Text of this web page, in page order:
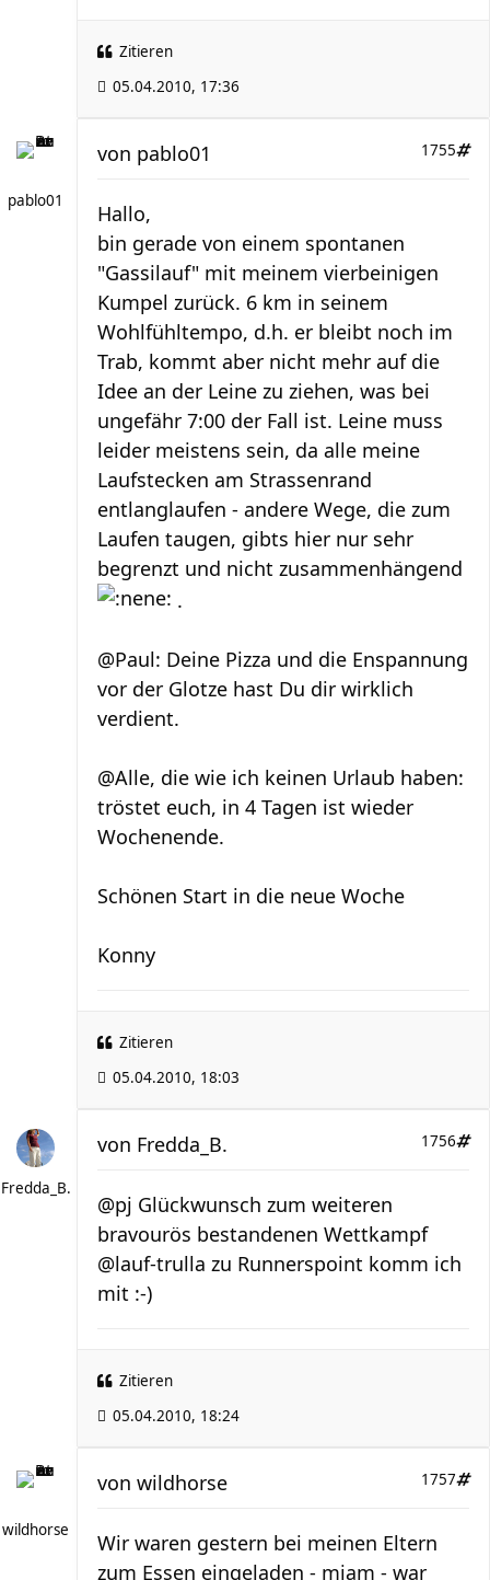
Zitieren
05.04.2010, 17:36
pablo01
1755
von pablo01
Hallo,
bin gerade von einem spontanen
"Gassilauf" mit meinem vierbeinigen
Kumpel zurück. 6 km in seinem
Wohlfühltempo, d.h. er bleibt noch im
Trab, kommt aber nicht mehr auf die
Idee an der Leine zu ziehen, was bei
ungefähr 7:00 der Fall ist. Leine muss
leider meistens sein, da alle meine
Laufstecken am Strassenrand
entlanglaufen - andere Wege, die zum
Laufen taugen, gibts hier nur sehr
begrenzt und nicht zusammenhängend
.
@Paul: Deine Pizza und die Enspannung
vor der Glotze hast Du dir wirklich
verdient.
@Alle, die wie ich keinen Urlaub haben:
tröstet euch, in 4 Tagen ist wieder
Wochenende.
Schönen Start in die neue Woche
Konny
Zitieren
05.04.2010, 18:03
Fredda_B.
1756
von Fredda_B.
@pj Glückwunsch zum weiteren
bravourös bestandenen Wettkampf
@lauf-trulla zu Runnerspoint komm ich
mit :-)
Zitieren
05.04.2010, 18:24
wildhorse
1757
von wildhorse
Wir waren gestern bei meinen Eltern
zum Essen eingeladen - mjam - war